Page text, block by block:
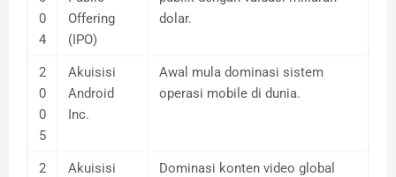
0
4
Offering
(IPO)
dolar.
2
0
0
5
Akuisisi
Android
Inc.
Awal mula dominasi sistem
operasi mobile di dunia.
2
Akuisisi
Dominasi konten video global